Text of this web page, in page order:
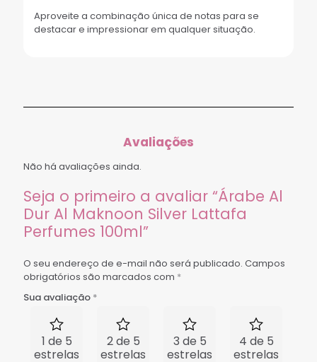
Aproveite a combinação única de notas para se
destacar e impressionar em qualquer situação.
Avaliações
Não há avaliações ainda.
Seja o primeiro a avaliar “Árabe Al
Dur Al Maknoon Silver Lattafa
Perfumes 100ml”
O seu endereço de e-mail não será publicado. Campos
obrigatórios são marcados com *
Sua avaliação *
1 de 5
estrelas
2 de 5
estrelas
3 de 5
estrelas
4 de 5
estrelas